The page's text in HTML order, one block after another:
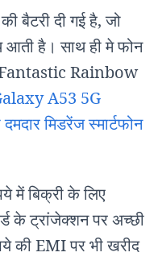
बैटरी दी गई है, जो
आती है। साथ ही मे फोन
Rainbow
A53 5G
मिडरेंज स्मार्टफोन
में बिक्री के लिए
के ट्रांजेक्शन पर अच्छी
की EMI पर भी खरीद